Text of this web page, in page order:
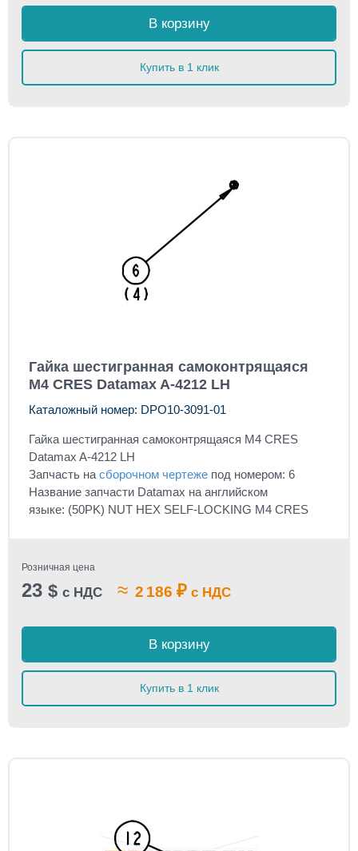
В корзину
Купить в 1 клик
Гайка шестигранная самоконтрящаяся
М4 CRES Datamax A-4212 LH
Каталожный номер: DPO10-3091-01
Гайка шестигранная самоконтрящаяся М4 CRES
Datamax A-4212 LH
Запчасть на сборочном чертеже под номером: 6
Название запчасти Datamax на английском
языке: (50PK) NUT HEX SELF-LOCKING M4 CRES
Розничная цена
23 $ с НДС ≈ 2 186 ₽ с НДС
В корзину
Купить в 1 клик